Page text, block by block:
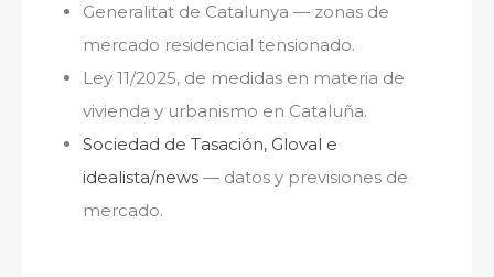
Generalitat de Catalunya — zonas de
mercado residencial tensionado.
Ley 11/2025, de medidas en materia de
vivienda y urbanismo en Cataluña.
Sociedad de Tasación, Gloval e
idealista/news — datos y previsiones de
mercado.